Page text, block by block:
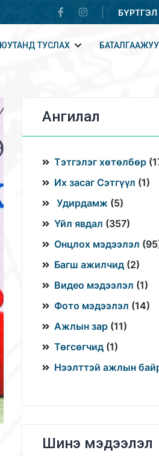
БҮРТГЭЛ
ТУСЛАХ
Ангилал
Тэтгэлэг хөтөлбөр (
Их засаг Сэтгүүл (1)
Удирдамж (5)
Үйл явдал (357)
Онцлох мэдээлэл (95
Багш ажилчид (2)
Видео мэдээлэл (1)
Фото мэдээлэл (14)
Ажлын зар (11)
Төгсөгчид (1)
Нээлттэй ажлын
Шинэ мэдээлэл